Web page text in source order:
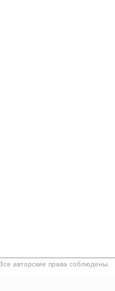
Все авторские права соблюдены.